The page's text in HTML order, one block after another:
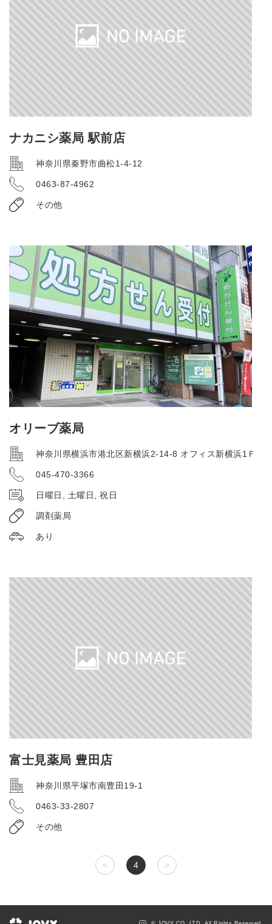
ナカニシ薬局 駅前店
神奈川県秦野市曲松1-4-12
0463-87-4962
その他
オリーブ薬局
神奈川県横浜市港北区新横浜2-14-8 オフィス新横浜1Ｆ
045-470-3366
日曜日, 土曜日, 祝日
調剤薬局
あり
富士見薬局 豊田店
神奈川県平塚市南豊田19-1
0463-33-2807
その他
< 4 >